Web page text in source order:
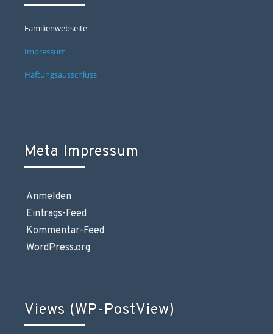
Familienwebseite
Impressum
Haftungsausschluss
Meta Impressum
Anmelden
Eintrags-Feed
Kommentar-Feed
WordPress.org
Views (WP-PostView)